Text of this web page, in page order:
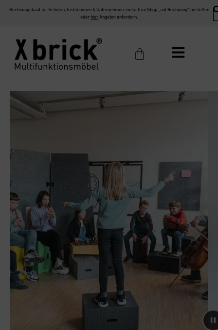
Rechnungskauf für Schulen, Institutionen & Unternehmen: einfach im Shop„auf Rechnung“ bestellen
oder hier Angebot anfordern.